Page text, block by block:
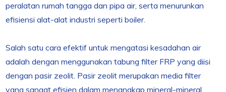
peralatan rumah tangga dan pipa air, serta menurunkan
efisiensi alat-alat industri seperti boiler.
Salah satu cara efektif untuk mengatasi kesadahan air
adalah dengan menggunakan tabung filter FRP yang diisi
dengan pasir zeolit. Pasir zeolit merupakan media filter
yang sangat efisien dalam menangkap mineral-mineral